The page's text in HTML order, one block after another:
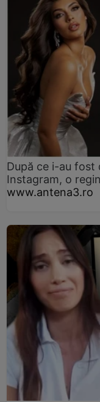
După ce i-au fost
Instagram, o
www.antena3.ro